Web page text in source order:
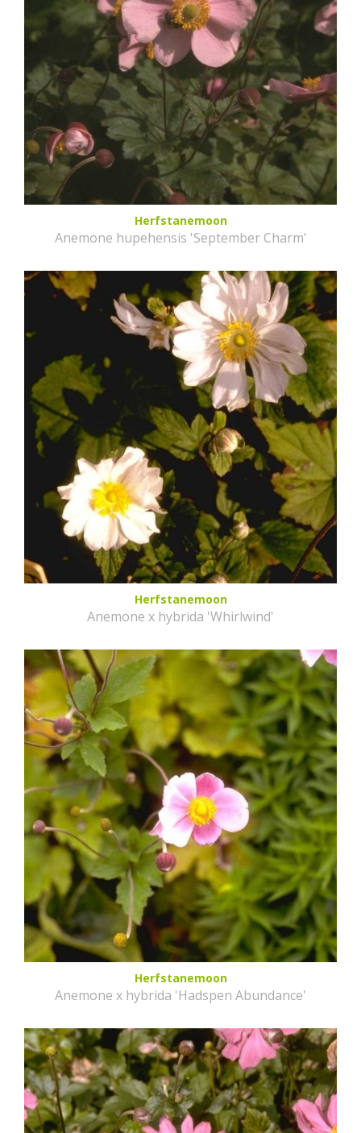
Herfstanemoon
Anemone hupehensis 'September Charm'
Herfstanemoon
Anemone x hybrida 'Whirlwind'
Herfstanemoon
Anemone x hybrida 'Hadspen Abundance'